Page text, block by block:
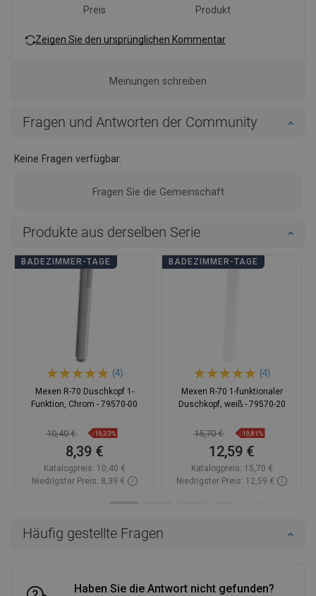
Häufig gestellte Fragen
Haben Sie die Antwort nicht gefunden?
Preis
Produkt
Zeigen Sie den ursprünglichen Kommentar
Meinungen schreiben
Fragen und Antworten der Community
Keine Fragen verfügbar.
Fragen Sie die Gemeinschaft
Produkte aus derselben Serie
BADEZIMMER-TAGE
(4)
Mexen R-70 Duschkopf 1-
Funktion, Chrom - 79570-00
10,40 € -19,33%
8,39 €
Katalogpreis: 10,40 €
Niedrigster Preis: 8,39 €
BADEZIMMER-TAGE
(4)
Mexen R-70 1-funktionaler
Duschkopf, weiß - 79570-20
15,70 € -19,81%
12,59 €
Katalogpreis: 15,70 €
Niedrigster Preis: 12,59 €